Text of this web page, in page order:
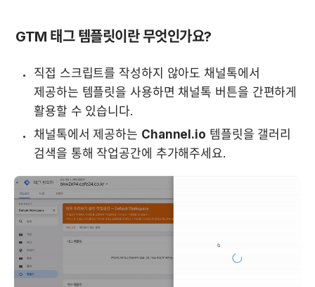
GTM 태그 템플릿이란 무엇인가요?
직접 스크립트를 작성하지 않아도 채널톡에서
제공하는 템플릿을 사용하면 채널톡 버튼을 간편하게
활용할 수 있습니다.
채널톡에서 제공하는 Channel.io 템플릿을 갤러리
검색을 통해 작업공간에 추가해주세요.